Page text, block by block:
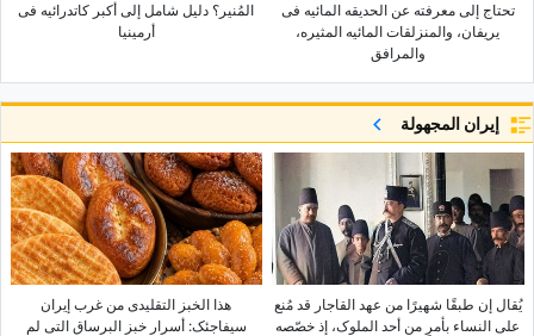
تحتاج إلى معرفته عن الحدیقه المائیه فی
یریفان، والمنزلقات المائیه المثیره،
والمرافق
المُنیر؟ دلیل شامل إلى أکبر کاتدرائیه فی
أرمینیا
إيران المجهولة
یُقال إن طبقًا شهیرًا من عهد القاجار قد مُنع
على النساء بأمرٍ من أحد الملوک، إذ خصّصه
هذا الخبز التقلیدی من غرب إیران
سیفاجئک: أسرار خبز البرساق التی لم